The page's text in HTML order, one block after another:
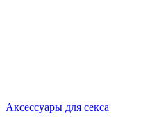
Аксессуары для секса